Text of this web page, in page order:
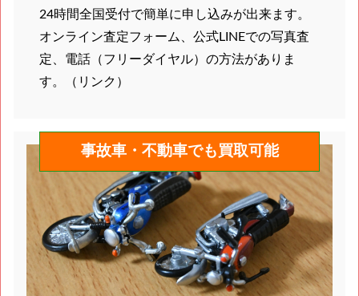
24時間全国受付で簡単に申し込みが出来ます。
オンライン査定フォーム、公式LINEでの写真査
定、電話（フリーダイヤル）の方法がありま
す。（リンク）
事故車・不動車でも買取可能